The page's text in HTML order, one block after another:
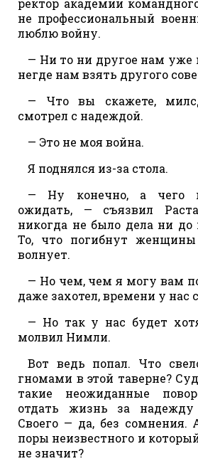
не профессиональный
люблю войну.
— Ни то ни другое нам уже
негде нам взять другого
— Что вы скажете,
смотрел с надеждой.
— Это не моя война.
Я поднялся из-за стола.
— Ну конечно, а чего
ожидать, — съязвил
никогда не было дела ни до
То, что погибнут
волнует.
— Но чем, чем я могу вам
даже захотел, времени у нас
— Но так у нас будет
молвил Нимли.
Вот ведь попал. Что
гномами в этой таверне?
такие неожиданные
отдать жизнь за надежду
Своего — да, без сомнения.
поры неизвестного и
не значит?